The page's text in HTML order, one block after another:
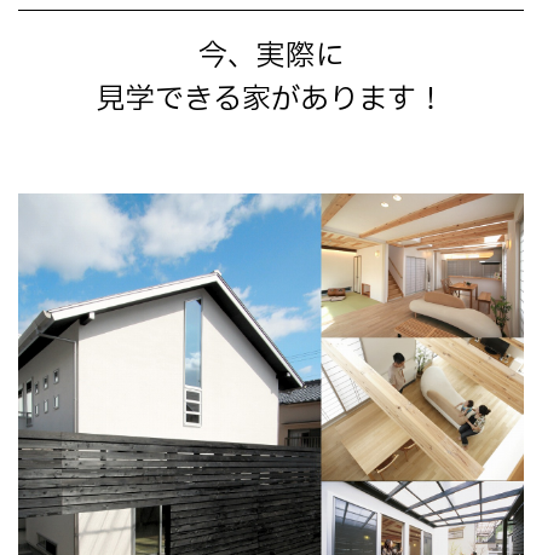
今、実際に
見学できる家があります！